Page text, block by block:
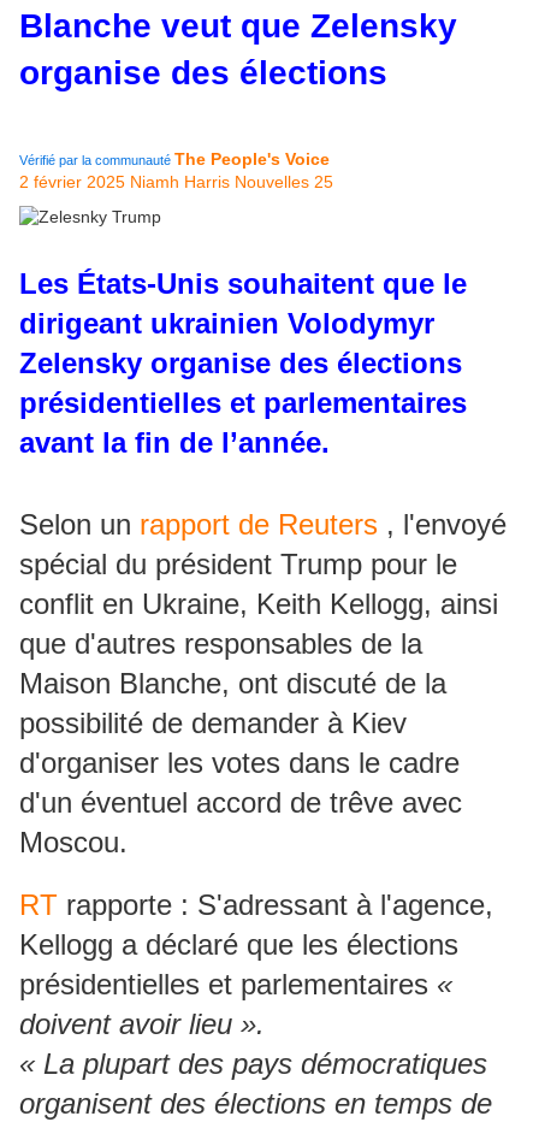
Blanche veut que Zelensky
organise des élections
Vérifié par la communauté The People's Voice
2 février 2025 Niamh Harris Nouvelles 25
Les États-Unis souhaitent que le
dirigeant ukrainien Volodymyr
Zelensky organise des élections
présidentielles et parlementaires
avant la fin de l’année.
Selon un rapport de Reuters , l'envoyé
spécial du président Trump pour le
conflit en Ukraine, Keith Kellogg, ainsi
que d'autres responsables de la
Maison Blanche, ont discuté de la
possibilité de demander à Kiev
d'organiser les votes dans le cadre
d'un éventuel accord de trêve avec
Moscou.
RT rapporte : S'adressant à l'agence,
Kellogg a déclaré que les élections
présidentielles et parlementaires «
doivent avoir lieu ».
« La plupart des pays démocratiques
organisent des élections en temps de